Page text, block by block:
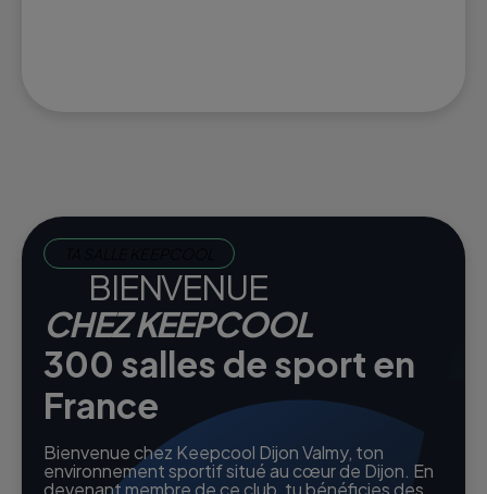
BIENVENUE
CHEZ KEEPCOOL
300 salles de sport en
France
Bienvenue chez Keepcool Dijon Valmy, ton
environnement sportif situé au cœur de Dijon. En
devenant membre de ce club, tu bénéficies des